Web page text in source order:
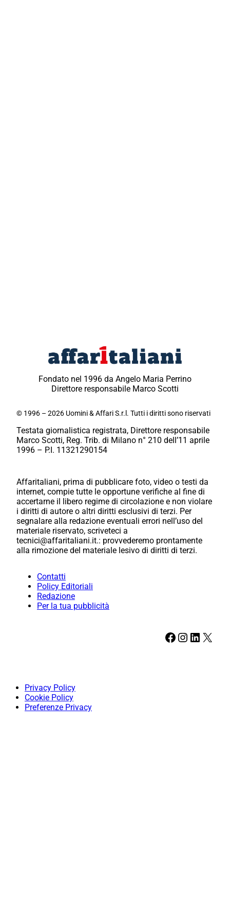
Fondato nel 1996 da Angelo Maria Perrino
Direttore responsabile Marco Scotti
© 1996 – 2026 Uomini & Affari S.r.l. Tutti i diritti sono riservati
Testata giornalistica registrata, Direttore responsabile
Marco Scotti, Reg. Trib. di Milano n° 210 dell’11 aprile
1996 – P.I. 11321290154
Affaritaliani, prima di pubblicare foto, video o testi da
internet, compie tutte le opportune verifiche al fine di
accertarne il libero regime di circolazione e non violare
i diritti di autore o altri diritti esclusivi di terzi. Per
segnalare alla redazione eventuali errori nell’uso del
materiale riservato, scriveteci a
tecnici@affaritaliani.it.: provvederemo prontamente
alla rimozione del materiale lesivo di diritti di terzi.
Contatti
Policy Editoriali
Redazione
Per la tua pubblicità
Facebook Instagram LinkedIn X
Privacy Policy
Cookie Policy
Preferenze Privacy